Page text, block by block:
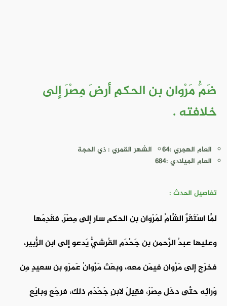
ضَمُّ مَرْوان بن الحكمِ أرضَ مِصْرَ إلى
خلافته .
العام الهجري :64
الشهر القمري : ذي الحجة
العام الميلادي :684
تفاصيل الحدث :
لمَّا اسْتَقَرَّ الشَّامُ لمَرْوان بن الحكمِ سار إلى مِصْرَ, فقَدِمَها
وعليها عبدُ الرَّحمن بن جَحْدَم القُرشيُّ يَدعو إلى ابنِ الزُّبير،
فخرَج إلى مَرْوان فيمَن معه، وبعَث مَرْوانُ عَمرَو بن سعيدٍ مِن
وَرائِه حتَّى دخَل مِصْرَ، فقِيلَ لابنِ جَحْدَم ذلك، فرجَع وبايَع